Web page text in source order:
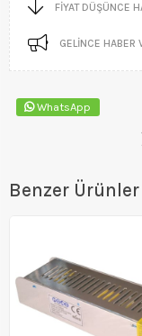
FIYAT DÜŞÜNCE
GELINCE HABER
WhatsApp
Benzer Ürünler